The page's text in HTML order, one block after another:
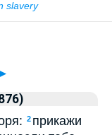
24
2 прикажи